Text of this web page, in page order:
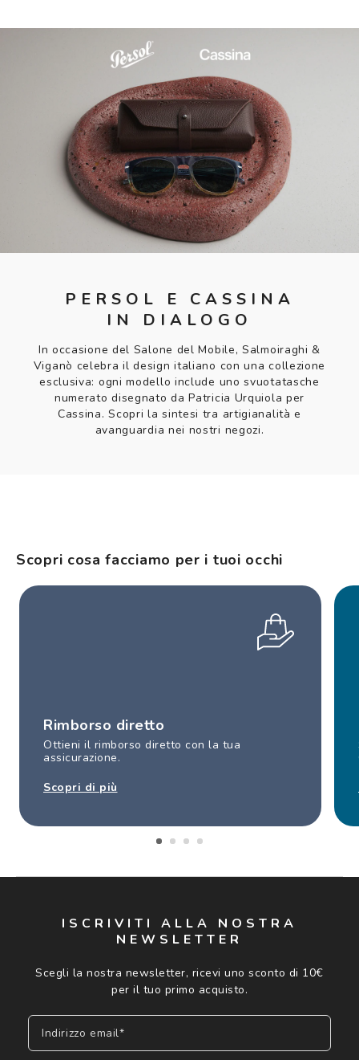
PERSOL E CASSINA
IN DIALOGO
In occasione del Salone del Mobile, Salmoiraghi &
Viganò celebra il design italiano con una collezione
esclusiva: ogni modello include uno svuotatasche
numerato disegnato da Patricia Urquiola per
Cassina. Scopri la sintesi tra artigianalità e
avanguardia nei nostri negozi.
Scopri cosa facciamo per i tuoi occhi
Rimborso diretto
Ottieni il rimborso diretto con la tua
assicurazione.
Scopri di più
ISCRIVITI ALLA NOSTRA
NEWSLETTER
Scegli la nostra newsletter, ricevi uno sconto di 10€
per il tuo primo acquisto.
Indirizzo email*